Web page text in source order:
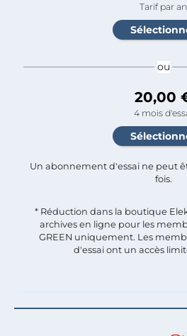
Tarif par an
ou
20,00
4 mois
Un abonnement d'essai ne peut
fois.​
* Réduction dans la boutique
archives en ligne pour les
GREEN uniquement. Les
d'essai ont un accès